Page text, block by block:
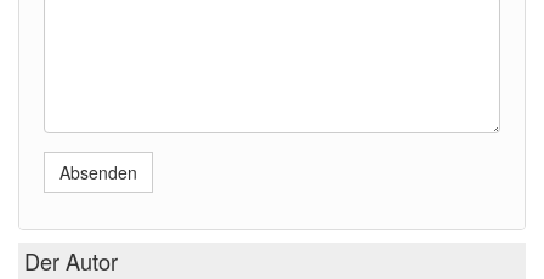
Absenden
Der Autor